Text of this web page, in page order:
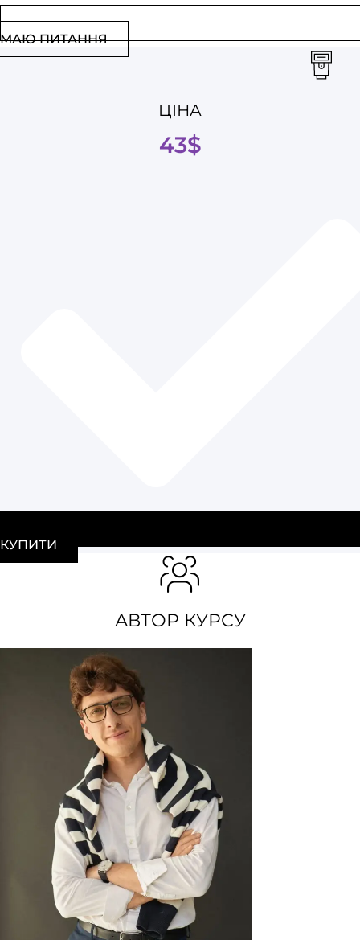
МАЮ ПИТАННЯ
ЦІНА
43$
КУПИТИ
АВТОР КУРСУ